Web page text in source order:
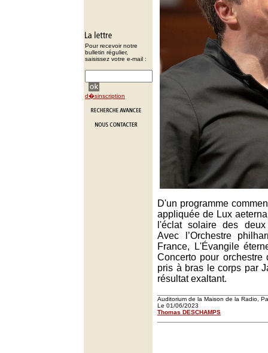
Pour recevoir notre
bulletin régulier,
saisissez votre e-mail :
d�sinscription
D'un programme
appliquée de Lux
l'éclat solaire des
Avec l’Orchestre
France, L'Évangile
Concerto pour orchestre
pris à bras le corps par
résultat exaltant.
Auditorium de la Maison de la Radio,
Le 01/06/2023
Thomas DESCHAMPS